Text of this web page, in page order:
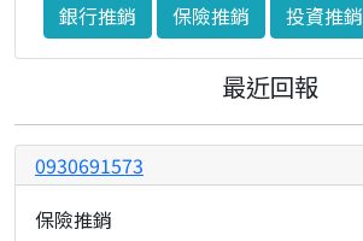
銀行推銷
保險推銷 投資推銷
最近回報
0930691573
保險推銷